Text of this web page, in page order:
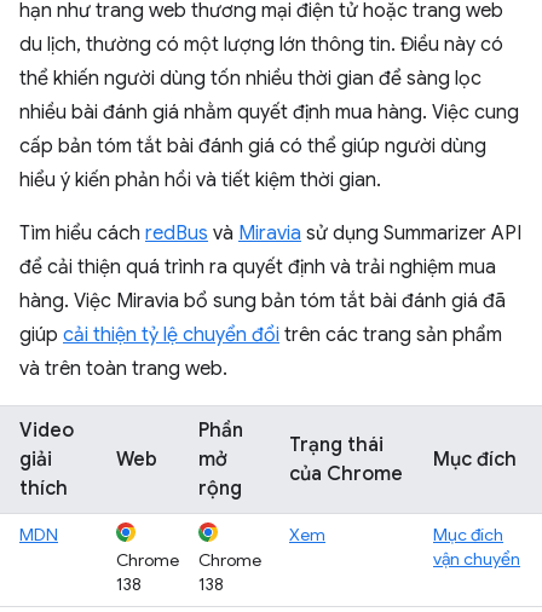
hạn như trang web thương mại điện tử hoặc trang web
du lịch, thường có một lượng lớn thông tin. Điều này có
thể khiến người dùng tốn nhiều thời gian để sàng lọc
nhiều bài đánh giá nhằm quyết định mua hàng. Việc cung
cấp bản tóm tắt bài đánh giá có thể giúp người dùng
hiểu ý kiến phản hồi và tiết kiệm thời gian.
Tìm hiểu cách redBus và Miravia sử dụng Summarizer API
để cải thiện quá trình ra quyết định và trải nghiệm mua
hàng. Việc Miravia bổ sung bản tóm tắt bài đánh giá đã
giúp cải thiện tỷ lệ chuyển đổi trên các trang sản phẩm
và trên toàn trang web.
Video
giải
thích
Web
Phần
mở
rộng
Trạng thái
của Chrome
Mục đích
MDN
Chrome
138
Chrome
138
Xem
Mục đích
vận chuyển